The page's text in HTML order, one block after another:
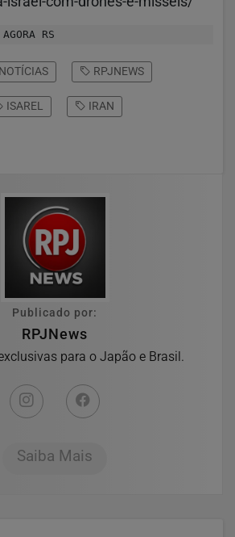
AGORA RS
NOTÍCIAS RPJNEWS
ISAREL IRAN
Publicado por:
RPJNews
para o Japão e Brasil.
Saiba Mais